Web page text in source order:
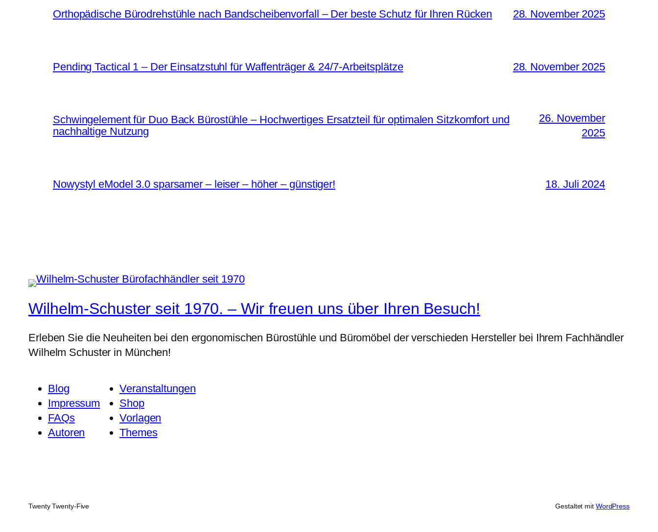
Orthopädische Bürodrehstühle nach Bandscheibenvorfall – Der beste Schutz für Ihren Rücken 28. November 2025
Pending Tactical 1 – Der Einsatzstuhl für Waffenträger & 24/7-Arbeitsplätze 28. November 2025
Schwingelement für Duo Back Bürostühle – Hochwertiges Ersatzteil für optimalen Sitzkomfort und
nachhaltige Nutzung
26. November
2025
Nowystyl eModel 3.0 sparsamer – leiser – höher – günstiger! 18. Juli 2024
Wilhelm-Schuster seit 1970. – Wir freuen uns über Ihren Besuch!
Erleben Sie die Neuheiten bei den ergonomischen Bürostühle und Büromöbel der verschieden Hersteller bei Ihrem Fachhändler
Wilhelm Schuster in München!
Blog
Impressum
FAQs
Autoren
Veranstaltungen
Shop
Vorlagen
Themes
Twenty Twenty-Five Gestaltet mit WordPress